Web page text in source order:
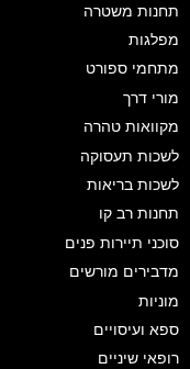
תחנות משטרה
מפלגות
מתחמי ספורט
מורי דרך
מקוואות טהרה
לשכות תעסוקה
לשכות בריאות
תחנות רב קו
סוכני תיירות פנים
מדבירים מורשים
מוניות
ספא ועיסויים
רופאי שיניים